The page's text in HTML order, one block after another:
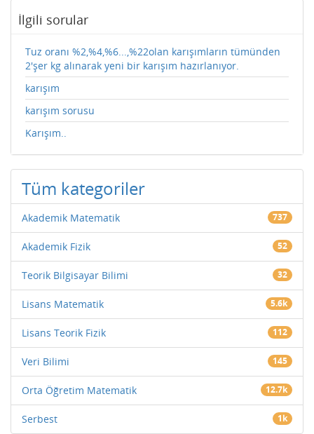
İlgili sorular
Tuz oranı %2,%4,%6...,%22olan karışımların tümünden
2'şer kg alınarak yeni bir karışım hazırlanıyor.
karışım
karışım sorusu
Karışım..
Tüm kategoriler
Akademik Matematik 737
Akademik Fizik 52
Teorik Bilgisayar Bilimi 32
Lisans Matematik 5.6k
Lisans Teorik Fizik 112
Veri Bilimi 145
Orta Öğretim Matematik 12.7k
Serbest 1k